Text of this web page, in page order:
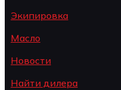
Экипировка
Масло
Новости
Найти дилера